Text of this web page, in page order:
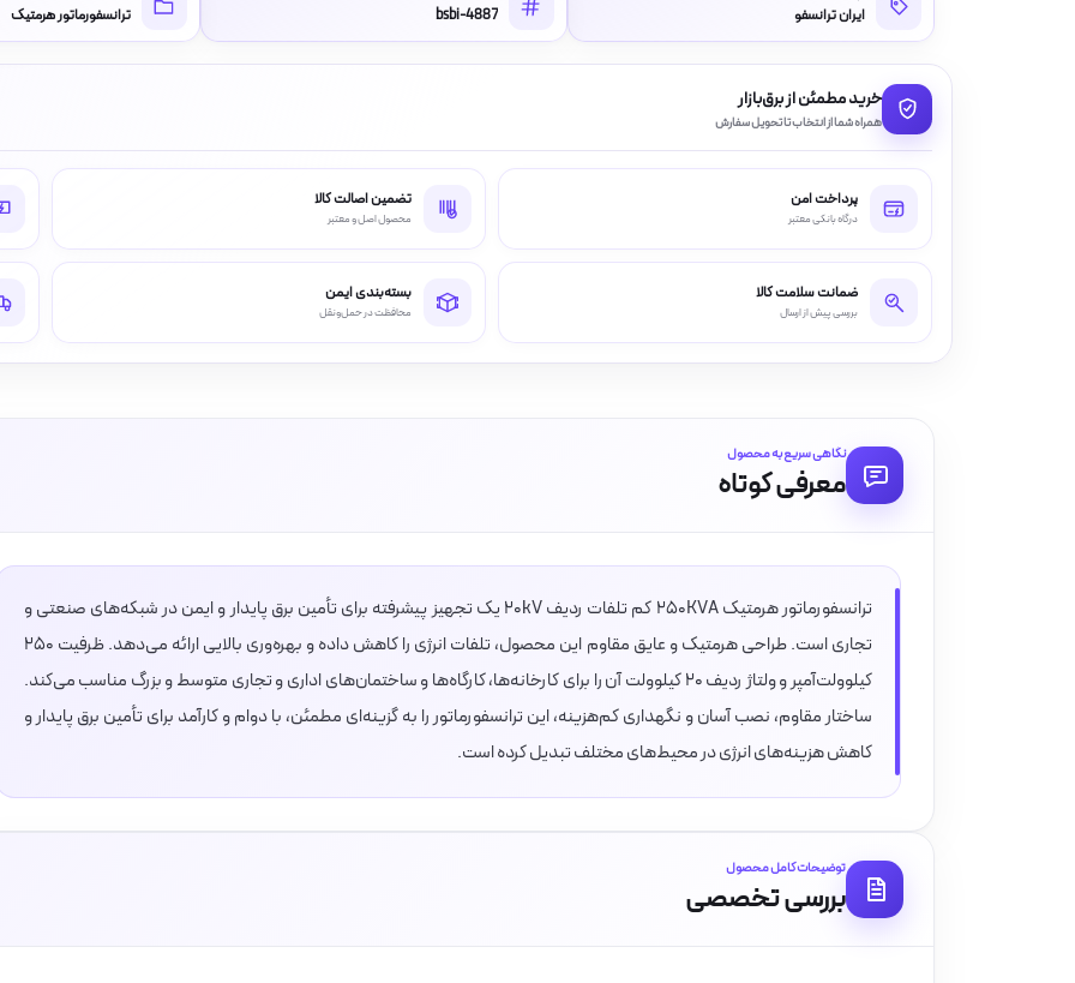
نگاهی سریع به محصول
معرفی کوتاه
ترانسفورماتور هرمتیک ۲۵۰KVA کم تلفات ردیف ۲۰kV یک تجهیز پیشرفته برای تأمین برق پایدار و ایمن در شبکه‌های صنعتی و
تجاری است. طراحی هرمتیک و عایق مقاوم این محصول، تلفات انرژی را کاهش داده و بهره‌وری بالایی ارائه می‌دهد. ظرفیت ۲۵۰
کیلوولت‌آمپر و ولتاژ ردیف ۲۰ کیلوولت آن را برای کارخانه‌ها، کارگاه‌ها و ساختمان‌های اداری و تجاری متوسط و بزرگ مناسب می‌کند.
ساختار مقاوم، نصب آسان و نگهداری کم‌هزینه، این ترانسفورماتور را به گزینه‌ای مطمئن، با دوام و کارآمد برای تأمین برق پایدار و
کاهش هزینه‌های انرژی در محیط‌های مختلف تبدیل کرده است.
توضیحات کامل محصول
بررسی تخصصی
ایران ترانسفو bsbi-4887 ترانسفورماتور هرمتیک
خرید مطمئن از برق‌بازار
همراه شما از انتخاب تا تحویل سفارش
پرداخت امن
درگاه بانکی معتبر
تضمین اصالت کالا
محصول اصل و معتبر
ضمانت سلامت کالا
بررسی پیش از ارسال
بسته‌بندی ایمن
محافظت در حمل‌ونقل